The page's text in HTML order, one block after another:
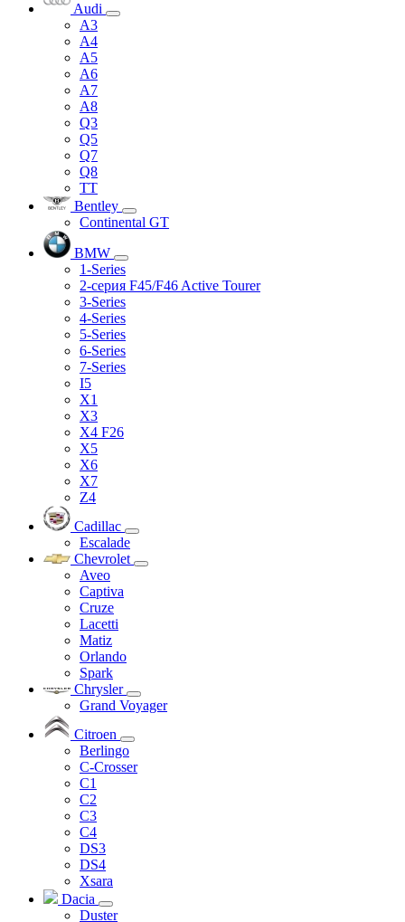
Audi
A3
A4
A5
A6
A7
A8
Q3
Q5
Q7
Q8
TT
Bentley
Continental GT
BMW
1-Series
2-серия F45/F46 Active Tourer
3-Series
4-Series
5-Series
6-Series
7-Series
I5
X1
X3
X4 F26
X5
X6
X7
Z4
Cadillac
Escalade
Chevrolet
Aveo
Captiva
Cruze
Lacetti
Matiz
Orlando
Spark
Chrysler
Grand Voyager
Citroen
Berlingo
C-Crosser
C1
C2
C3
C4
DS3
DS4
Xsara
Dacia
Duster